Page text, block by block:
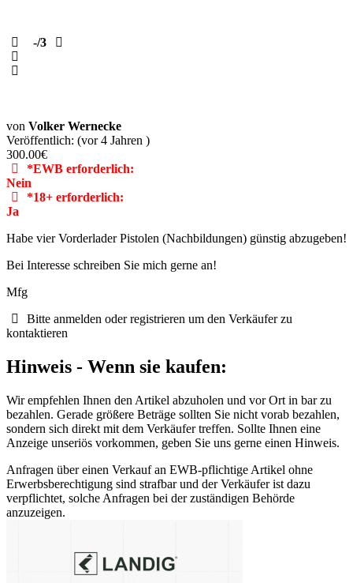
-/3
von Volker Wernecke
Veröffentlich: (vor 4 Jahren )
300.00€
*EWB erforderlich:
Nein
*18+ erforderlich:
Ja
Habe vier Vorderlader Pistolen (Nachbildungen) günstig abzugeben!
Bei Interesse schreiben Sie mich gerne an!
Mfg
Bitte anmelden oder registrieren um den Verkäufer zu
kontaktieren
Hinweis - Wenn sie kaufen:
Wir empfehlen Ihnen den Artikel abzuholen und vor Ort in bar zu
bezahlen. Gerade größere Beträge sollten Sie nicht vorab bezahlen,
sondern sich direkt mit dem Verkäufer treffen. Sollte Ihnen eine
Anzeige unseriös vorkommen, geben Sie uns gerne einen Hinweis.
Anfragen über einen Verkauf an EWB-pflichtige Artikel ohne
Erwerbsberechtigung sind strafbar und der Verkäufer ist dazu
verpflichtet, solche Anfragen bei der zuständigen Behörde
anzuzeigen.